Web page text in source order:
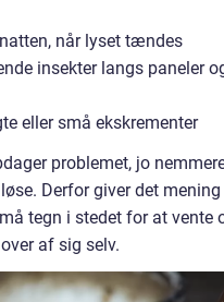
når lyset tændes
insekter langs paneler
eller små ekskrementer
problemet, jo
Derfor giver det
tegn i stedet for at vente
af sig selv.